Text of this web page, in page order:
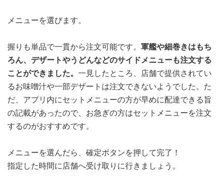
メニューを選びます。
握りも単品で一貫から注文可能です。 軍艦や細巻きはもち
ろん、デザートやうどんなどのサイドメニューも注文する
ことができました。 一見したところ、店舗で提供されてい
るお味噌汁や一部デザートは注文できないようでした。た
だ、アプリ内にセットメニューの方が早めに配達できる旨
の記載があったので、お急ぎの方はセットメニューを注文
するのがおすすめです。
メニューを選んだら、確定ボタンを押して完了！
指定した時間に店舗へ受け取りに行きましょう。